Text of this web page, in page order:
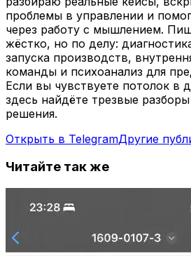
проблемы в управлении и
через работу с мышлением.
жёстко, но по делу:
запуска производств,
команды и психоанализ для
Если вы чувствуете потолок в
здесь найдёте трезвые
решения.
Открыть в TelegramДругие
Читайте так же